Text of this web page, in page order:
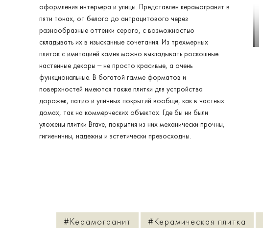
оформления интерьера и улицы. Представлен керамогранит в
пяти тонах, от белого до антрацитового через
разнообразные оттенки серого, с возможностью
складывать их в изысканные сочетания. Из трехмерных
плиток с имитацией камня можно выкладывать роскошные
настенные декоры – не просто красивые, а очень
функциональные. В богатой гамме форматов и
поверхностей имеются также плитки для устройства
дорожек, патио и уличных покрытий вообще, как в частных
домах, так на коммерческих объектах. Где бы ни были
уложены плитки Brave, покрытия из них механически прочны,
гигиеничны, надежны и эстетически превосходны.
#Керамогранит #Керамическая плитка